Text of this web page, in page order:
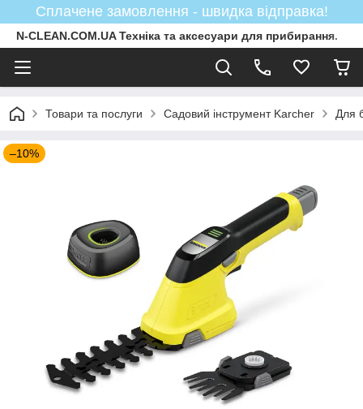
Сплачене замовлення - швидка відправка!
N-CLEAN.COM.UA Техніка та аксесуари для прибирання.
Товари та послуги Садовий інструмент Karcher Для
–10%